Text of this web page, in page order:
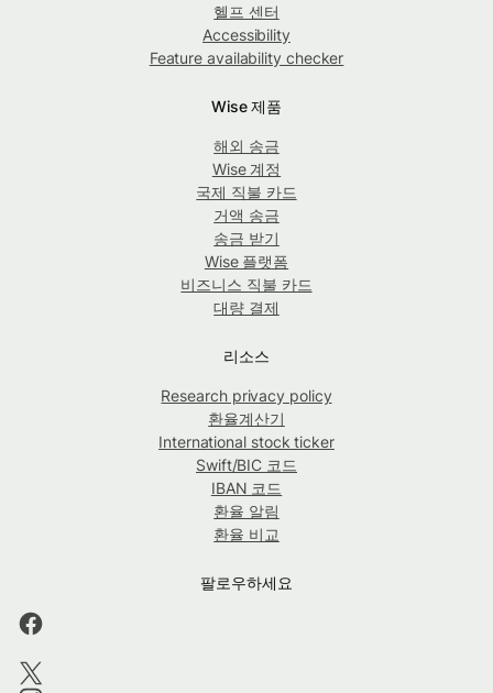
헬프 센터
Accessibility
Feature availability checker
Wise 제품
해외 송금
Wise 계정
국제 직불 카드
거액 송금
송금 받기
Wise 플랫폼
비즈니스 직불 카드
대량 결제
리소스
Research privacy policy
환율계산기
International stock ticker
Swift/BIC 코드
IBAN 코드
환율 알림
환율 비교
팔로우하세요